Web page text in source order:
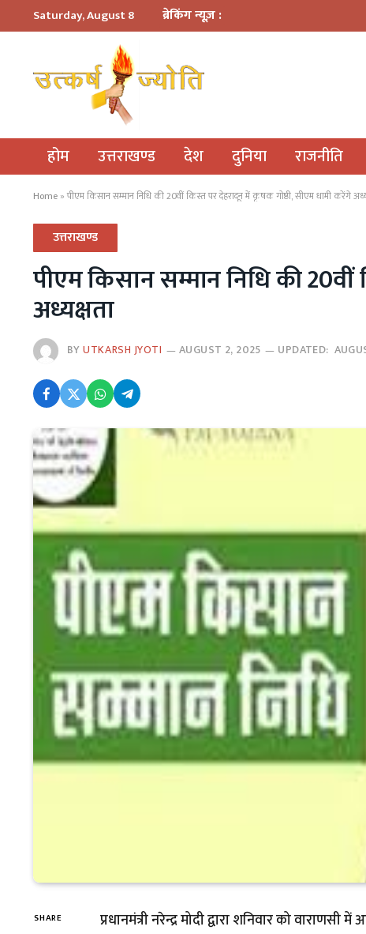
Saturday, August 8 ब्रेकिंग न्यूज़ :
होम उत्तराखण्ड देश दुनिया राजनीति
Home »पीएम किसान सम्मान निधि की 20वीं किस्त पर देहरादून में कृषक गोष्ठी, सीएम धामी करेंगे
उत्तराखण्ड
पीएम किसान सम्मान निधि की
अध्यक्षता
BYUTKARSH JYOTI AUGUST 2, 2025 UPDATED:
SHARE
प्रधानमंत्री नरेन्द्र मोदी द्वारा शनिवार को